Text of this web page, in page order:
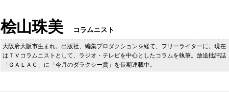
桧山珠美 コラムニスト
大阪府大阪市生まれ。出版社、編集プロダクションを経て、フリーライターに。現在
はＴＶコラムニストとして、ラジオ・テレビを中心としたコラムを執筆。放送批評誌
「ＧＡＬＡＣ」に「今月のダラクシー賞」を長期連載中。